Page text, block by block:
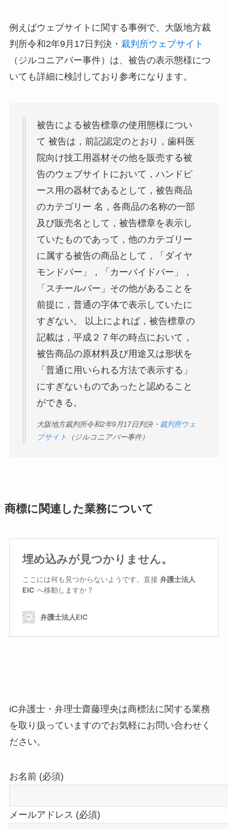
例えばウェブサイトに関する事例で、大阪地方裁
判所令和2年9月17日判決・ 裁判所ウェブサイト
（ジルコニアバー事件）は、被告の表示態様につ
いても詳細に検討しており参考になります。
被告による被告標章の使用態様につい
て 被告は，前記認定のとおり，歯科医
院向け技工用器材その他を販売する被
告のウェブサイトにおいて，ハンドピ
ース用の器材であるとして，被告商品
のカテゴリー 名，各商品の名称の一部
及び販売名として，被告標章を表示し
ていたものであって，他のカテゴリー
に属する被告の商品として，「ダイヤ
モンドバー」，「カーバイドバー」，
「スチールバー」その他があることを
前提に，普通の字体で表示していたに
すぎない。 以上によれば，被告標章の
記載は，平成２７年の時点において，
被告商品の原材料及び用途又は形状を
「普通に用いられる方法で表示する」
にすぎないものであったと認めること
ができる。
大阪地方裁判所令和2年9月17日判決・ 裁判所ウェ
ブサイト
（ジルコニアバー事件）
商標に関連した業務について
iC弁護士・弁理士齋藤理央は商標法に関する業務
を取り扱っていますのでお気軽にお問い合わせく
ださい。
お名前 (必須)
メールアドレス (必須)